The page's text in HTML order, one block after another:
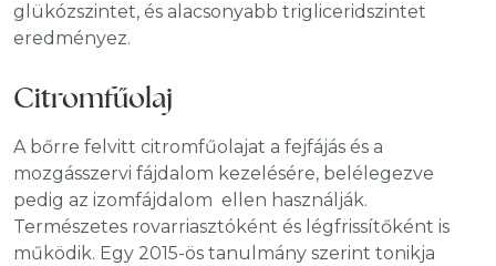
glükózszintet, és alacsonyabb trigliceridszintet
eredményez.
Citromfűolaj
A bőrre felvitt citromfűolajat a fejfájás és a
mozgásszervi fájdalom kezelésére, belélegezve
pedig az izomfájdalom ellen használják.
Természetes rovarriasztóként és légfrissítőként is
működik. Egy 2015-ös tanulmány szerint tonikja